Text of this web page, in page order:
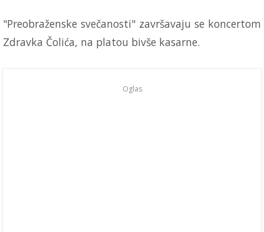
"Preobraženske svečanosti" završavaju se koncertom
Zdravka Čolića, na platou bivše kasarne.
Oglas